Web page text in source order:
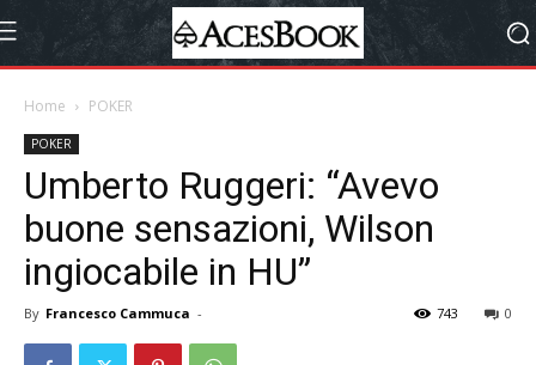
Home POKER
POKER
Umberto Ruggeri: “Avevo
buone sensazioni, Wilson
ingiocabile in HU”
By Francesco Cammuca - 0
743